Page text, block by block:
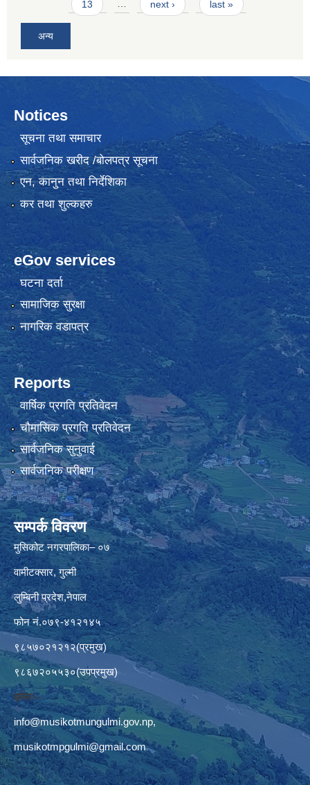
13 … next › last »
अन्य
Notices
सूचना तथा समाचार
सार्वजनिक खरीद /बोलपत्र सूचना
एन, कानुन तथा निर्देशिका
कर तथा शुल्कहरु
eGov services
घटना दर्ता
सामाजिक सुरक्षा
नागरिक वडापत्र
Reports
वार्षिक प्रगति प्रतिवेदन
चौमासिक प्रगति प्रतिवेदन
सार्वजनिक सुनुवाई
सार्वजनिक परीक्षण
सम्पर्क विवरण
मुसिकोट नगरपालिका– ०७
वामीटक्सार, गुल्मी
लुम्बिनी प्रदेश,नेपाल
फोन नं.०७९-४१२१४५
९८५७०२१२१२(प्रमुख)
९८६७२०५५३०(उपप्रमुख)
इमेलः–
info@musikotmungulmi.gov.np,
musikotmpgulmi@gmail.com